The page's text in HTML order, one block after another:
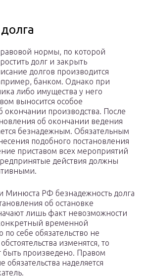
нормы, по которой
долг и закрыть
долгов производится
банком. Однако при
либо имущества у него
выносится особое
окончании производства. После
об окончании ведения
безнадежным. Обязательным
подобного постановления
приставом всех мероприятий
действия должны
Минюста РФ безнадежность долга
об остановке
лишь факт невозможности
временной
себе обязательство не
изменятся, то
быть произведено. Правом
обязательства наделяется